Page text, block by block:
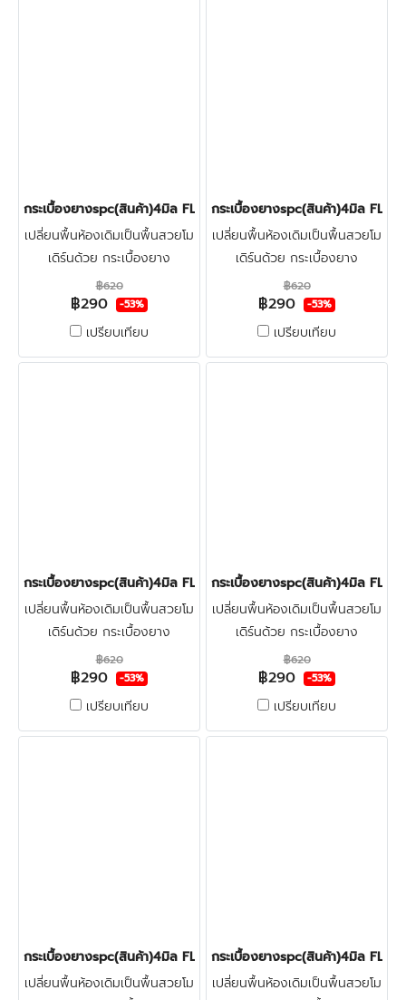
กระเบื้องยางspc(สินค้า)4มิล FLOOR PRO 005 CREAM OAK.
เปลี่ยนพื้นห้องเดิมเป็นพื้นสวยโม
เดิร์นด้วย กระเบื้องยาง
ลายไม้spc4มิล FLOOR-PRO
ทำจากไวนิลผสมหิน แข็งแรงผิว
หน้าเคลือบชั้นกันรอย ทนน้ำกัน
฿620
฿290 -53%
เปรียบเทียบ
กระเบื้องยางspc(สินค้า)4มิล
เปลี่ยนพื้นห้องเดิมเป็นพื้นสวยโม
เดิร์นด้วย กระเบื้องยาง
ลายไม้spc4มิล FLOOR-PRO
ทำจากไวนิลผสมหิน แข็งแรงผิว
หน้าเคลือบชั้นกันรอย ทนน้ำกัน
฿620
฿290 -53%
เปรียบเทียบ
กระเบื้องยางspc(สินค้า)4มิล FLOOR PRO 004 BEIGE OAK.
เปลี่ยนพื้นห้องเดิมเป็นพื้นสวยโม
เดิร์นด้วย กระเบื้องยาง
ลายไม้spc4มิล FLOOR-PRO
ทำจากไวนิลผสมหิน แข็งแรงผิว
หน้าเคลือบชั้นกันรอย ทนน้ำกัน
฿620
฿290 -53%
เปรียบเทียบ
กระเบื้องยางspc(สินค้า)4มิล
เปลี่ยนพื้นห้องเดิมเป็นพื้นสวยโม
เดิร์นด้วย กระเบื้องยาง
ลายไม้spc4มิล FLOOR-PRO
ทำจากไวนิลผสมหิน แข็งแรงผิว
หน้าเคลือบชั้นกันรอย ทนน้ำกัน
฿620
฿290 -53%
เปรียบเทียบ
กระเบื้องยางspc(สินค้า)4มิล FLOOR PRO 003 CHOCOLATE OAK.
เปลี่ยนพื้นห้องเดิมเป็นพื้นสวยโม
กระเบื้องยางspc(สินค้า)4มิล
เปลี่ยนพื้นห้องเดิมเป็นพื้นสวยโม